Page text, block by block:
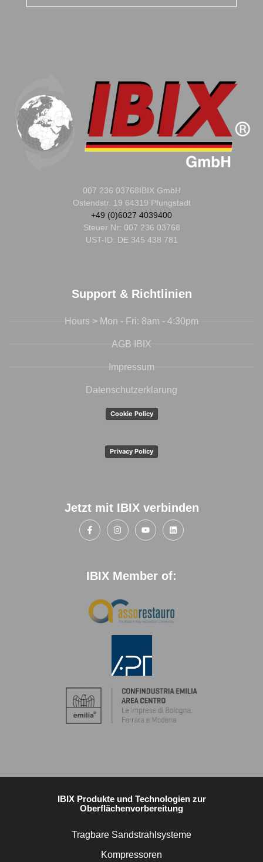
007 236 03768IBIX GmbH
Ostendstr. 19 64319 Pfungstadt
+49 (0)6027 4039400
Steuer Nr: 007 236 03768
UST-ID: DE 345 438 781
Support & Richtlinien
Hours > Mon - Fri: 8am - 4:30pm
AGB IBIX
Impressum
Datenschutzerklarung
Cookie Policy
Privacy Policy
Jetzt mit IBIX verbinden
IBIX Member of:
IBIX Produkte und Technologien zur
Oberflächenvorbereitung
Tragbare Sandstrahlsysteme
Kompressoren